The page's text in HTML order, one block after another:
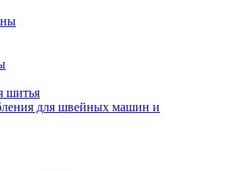
шитья
для швейных машин и